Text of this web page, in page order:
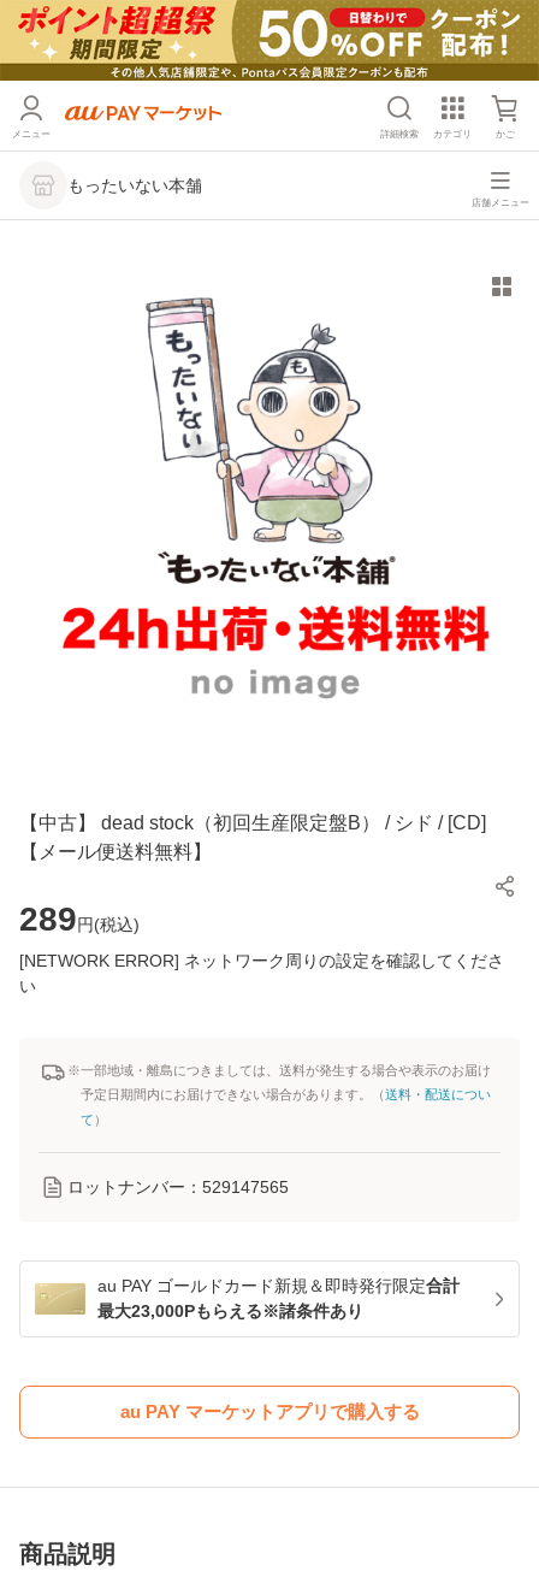
メニュー 詳細検索 カテゴリ かご
もったいない本舗
店舗メニュー
【中古】 dead stock（初回生産限定盤B） / シド / [CD]
【メール便送料無料】
289円(税込)
[NETWORK ERROR] ネットワーク周りの設定を確認してくださ
い
※一部地域・離島につきましては、送料が発生する場合や表示のお届け
予定日期間内にお届けできない場合があります。（送料・配送につい
て ）
ロットナンバー： 529147565
au PAY ゴールドカード新規＆即時発行限定合計
最大23,000Pもらえる※諸条件あり
au PAY マーケットアプリで購入する
商品説明